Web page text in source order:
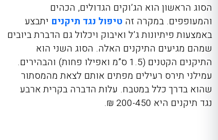
הסוג הראשון הוא הג’וקים הגדולים, הכהים
והמעופפים. במקרה זה טיפול נגד תיקנים יתבצע
באמצעות פיתיונות ג’ל ואיבוק ויכלול גם הדברת ביובים
שמהם מגיעים התיקנים האלה. הסוג השני הוא
התיקנים הקטנים (1.5 ס”מ ואפילו פחות) והבהירים.
עמילני תירס רעילים מפתים אותם לצאת מהמסתור
שהוא בדרך כלל במטבח. עלות הדברה בקרית ארבע
נגד תיקנים היא 200-450 ₪.